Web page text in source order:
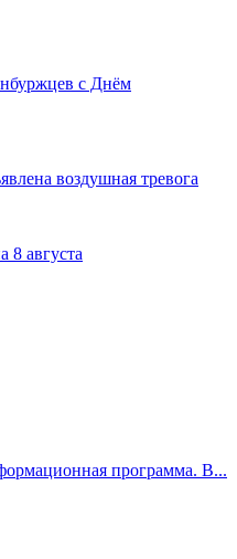
с Днём
воздушная тревога
8 августа
программа. В...